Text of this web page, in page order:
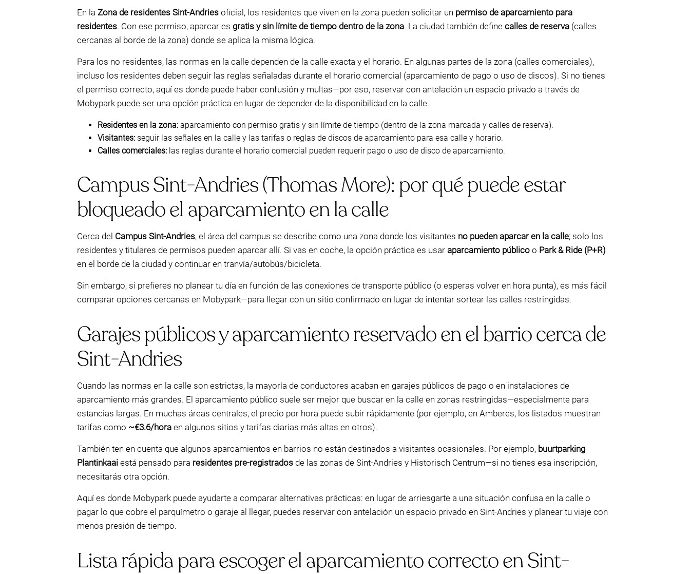
En la Zona de residentes Sint-Andries oficial, los residentes que viven en la zona pueden solicitar un permiso de aparcamiento para
residentes. Con ese permiso, aparcar es gratis y sin límite de tiempo dentro de la zona. La ciudad también define calles de reserva (calles
cercanas al borde de la zona) donde se aplica la misma lógica.
Para los no residentes, las normas en la calle dependen de la calle exacta y el horario. En algunas partes de la zona (calles comerciales),
incluso los residentes deben seguir las reglas señaladas durante el horario comercial (aparcamiento de pago o uso de discos). Si no tienes
el permiso correcto, aquí es donde puede haber confusión y multas—por eso, reservar con antelación un espacio privado a través de
Mobypark puede ser una opción práctica en lugar de depender de la disponibilidad en la calle.
Residentes en la zona: aparcamiento con permiso gratis y sin límite de tiempo (dentro de la zona marcada y calles de reserva).
Visitantes: seguir las señales en la calle y las tarifas o reglas de discos de aparcamiento para esa calle y horario.
Calles comerciales: las reglas durante el horario comercial pueden requerir pago o uso de disco de aparcamiento.
Campus Sint-Andries (Thomas More): por qué puede estar
bloqueado el aparcamiento en la calle
Cerca del Campus Sint-Andries, el área del campus se describe como una zona donde los visitantes no pueden aparcar en la calle; solo los
residentes y titulares de permisos pueden aparcar allí. Si vas en coche, la opción práctica es usar aparcamiento público o Park & Ride (P+R)
en el borde de la ciudad y continuar en tranvía/autobús/bicicleta.
Sin embargo, si prefieres no planear tu día en función de las conexiones de transporte público (o esperas volver en hora punta), es más fácil
comparar opciones cercanas en Mobypark—para llegar con un sitio confirmado en lugar de intentar sortear las calles restringidas.
Garajes públicos y aparcamiento reservado en el barrio cerca de
Sint-Andries
Cuando las normas en la calle son estrictas, la mayoría de conductores acaban en garajes públicos de pago o en instalaciones de
aparcamiento más grandes. El aparcamiento público suele ser mejor que buscar en la calle en zonas restringidas—especialmente para
estancias largas. En muchas áreas centrales, el precio por hora puede subir rápidamente (por ejemplo, en Amberes, los listados muestran
tarifas como ~€3.6/hora en algunos sitios y tarifas diarias más altas en otros).
También ten en cuenta que algunos aparcamientos en barrios no están destinados a visitantes ocasionales. Por ejemplo, buurtparking
Plantinkaai está pensado para residentes pre-registrados de las zonas de Sint-Andries y Historisch Centrum—si no tienes esa inscripción,
necesitarás otra opción.
Aquí es donde Mobypark puede ayudarte a comparar alternativas prácticas: en lugar de arriesgarte a una situación confusa en la calle o
pagar lo que cobre el parquímetro o garaje al llegar, puedes reservar con antelación un espacio privado en Sint-Andries y planear tu viaje con
menos presión de tiempo.
Lista rápida para escoger el aparcamiento correcto en Sint-